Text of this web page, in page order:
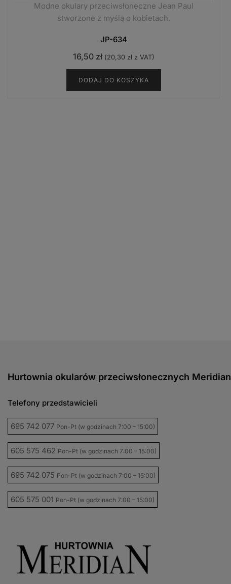
Modne okulary przeciwsłoneczne Jean Paul
stworzone z myślą o kobietach.
JP-634
16,50 zł (20,30 złz VAT)
DODAJ DO KOSZYKA
Hurtownia okularów przeciwsłonecznych Meridian
Telefony przedstawicieli
695 742 077 Pon-Pt (w godzinach 7:00 – 15:00)
605 575 462 Pon-Pt (w godzinach 7:00 – 15:00)
695 742 075 Pon-Pt (w godzinach 7:00 – 15:00)
605 575 001 Pon-Pt (w godzinach 7:00 – 15:00)